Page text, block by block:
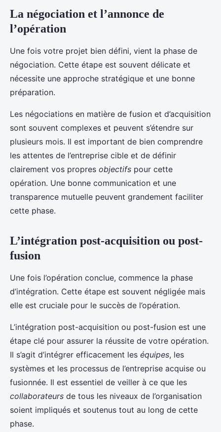
La négociation et l’annonce de
l’opération
Une fois votre projet bien défini, vient la phase de
négociation. Cette étape est souvent délicate et
nécessite une approche stratégique et une bonne
préparation.
Les négociations en matière de fusion et d’acquisition
sont souvent complexes et peuvent s’étendre sur
plusieurs mois. Il est important de bien comprendre
les attentes de l’entreprise cible et de définir
clairement vos propres objectifs pour cette
opération. Une bonne communication et une
transparence mutuelle peuvent grandement faciliter
cette phase.
L’intégration post-acquisition ou post-
fusion
Une fois l’opération conclue, commence la phase
d’intégration. Cette étape est souvent négligée mais
elle est cruciale pour le succès de l’opération.
L’intégration post-acquisition ou post-fusion est une
étape clé pour assurer la réussite de votre opération.
Il s’agit d’intégrer efficacement les équipes, les
systèmes et les processus de l’entreprise acquise ou
fusionnée. Il est essentiel de veiller à ce que les
collaborateurs de tous les niveaux de l’organisation
soient impliqués et soutenus tout au long de cette
phase.